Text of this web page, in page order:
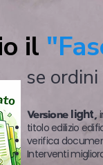
il
se
Versionelight,
titolo edilizio
verifica
Interventi